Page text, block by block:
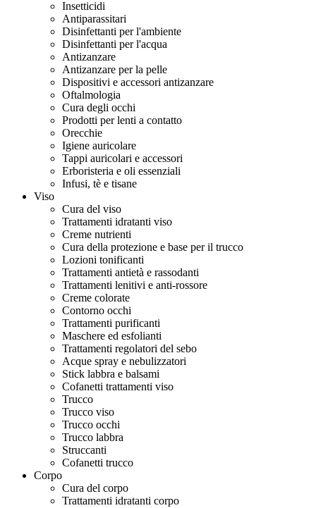
Insetticidi
Antiparassitari
Disinfettanti per l'ambiente
Disinfettanti per l'acqua
Antizanzare
Antizanzare per la pelle
Dispositivi e accessori antizanzare
Oftalmologia
Cura degli occhi
Prodotti per lenti a contatto
Orecchie
Igiene auricolare
Tappi auricolari e accessori
Erboristeria e oli essenziali
Infusi, tè e tisane
Viso
Cura del viso
Trattamenti idratanti viso
Creme nutrienti
Cura della protezione e base per il trucco
Lozioni tonificanti
Trattamenti antietà e rassodanti
Trattamenti lenitivi e anti-rossore
Creme colorate
Contorno occhi
Trattamenti purificanti
Maschere ed esfolianti
Trattamenti regolatori del sebo
Acque spray e nebulizzatori
Stick labbra e balsami
Cofanetti trattamenti viso
Trucco
Trucco viso
Trucco occhi
Trucco labbra
Struccanti
Cofanetti trucco
Corpo
Cura del corpo
Trattamenti idratanti corpo